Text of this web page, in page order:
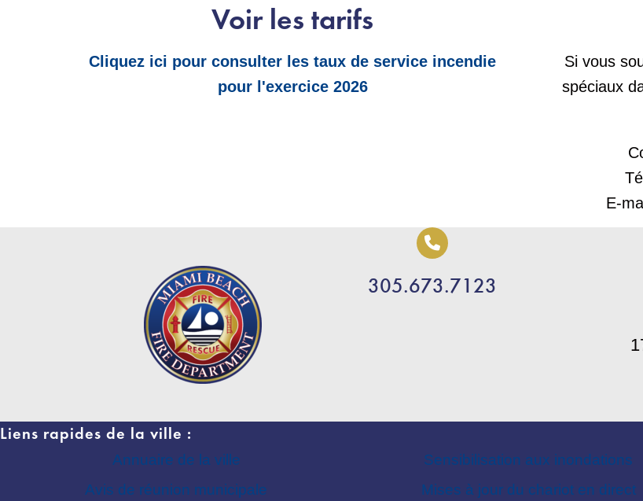
Voir les tarifs
Cliquez ici pour consulter les taux de service incendie
pour l'exercice 2026
Si vous
spéciaux
E-
305.673.7123
Liens rapides de la ville :
Annuaire de la ville
Avis de réunion municipale
Sensibilisation aux inondations
Mises à jour du chariot en direct